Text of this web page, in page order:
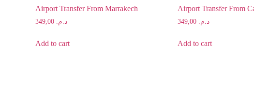
Airport Transfer From Marrakech
د.م. 349,00
Add to cart
Airport Transfer From
د.م.
Add to cart